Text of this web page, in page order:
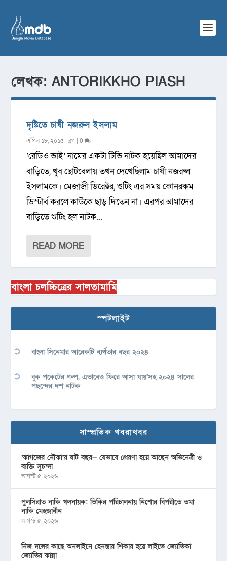
লেখক: ANTORIKKHO PIASH
দৃষ্টিতে চাষী নজরুল ইসলাম
এপ্রিল ১৮, ২০১৫ |ব্লগ |0
‘রেডিও ভাই’ নামের একটা টিভি নাটক হয়েছিল আমাদের
বাড়িতে, খুব ছোটবেলায় তখন দেখেছিলাম চাষী নজরুল
ইসলামকে। মেজাজী ডিরেক্টর, শুটিং এর সময় কোনরকম
ডিস্টার্ব করলে কাউকে ছাড় দিতেন না। এরপর আমাদের
বাড়িতে শুটিং হল নাটক...
READ MORE
বাংলা চলচ্চিত্রের সালতামামি
স্পটলাইট
বাংলা সিনেমার আরেকটি ব্যর্থতার বছর ২০২৪
বুক পকেটের গল্প, এভাবেও ফিরে আসা যায়’সহ ২০২৪ সালের
পছন্দের দশ নাটক
সাম্প্রতিক খবরাখবর
‘কাগজের নৌকা’র ষাট বছর— যেভাবে প্রেরণা হয়ে আছেন অভিনেত্রী ও
ব্যক্তি সুচন্দা
আগস্ট ৫, ২০২৬
পুলসিরাত নাকি খলনায়ক: ভিকির পরিচালনায় নিশোর বিপরীতে তমা
নাকি মেহজাবীন
আগস্ট ৫, ২০২৬
নিজ দলের কাছে অনলাইনে হেনস্তার শিকার হয়ে লাইভে জ্যোতিকা
জ্যোতির কান্না